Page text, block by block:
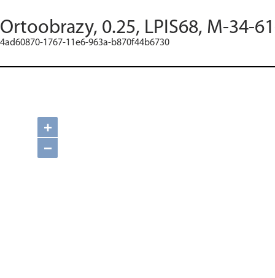
Ortoobrazy, 0.25, LPIS68, M-34-
4ad60870-1767-11e6-963a-b870f44b6730
+
−